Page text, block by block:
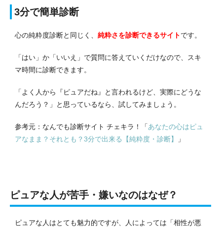
3分で簡単診断
心の純粋度診断と同じく、 純粋さを診断できるサイトです。
「はい」か「いいえ」で質問に答えていくだけなので、スキ
マ時間に診断できます。
「よく人から『ピュアだね』と言われるけど、実際にどうな
んだろう？」と思っているなら、試してみましょう。
参考元：なんでも診断サイト チェキラ！「あなたの心はピュ
アなまま？それとも？3分で出来る【純粋度・診断】
」
ピュアな人が苦手・嫌いなのはなぜ？
ピュアな人はとても魅力的ですが、人によっては「相性が悪